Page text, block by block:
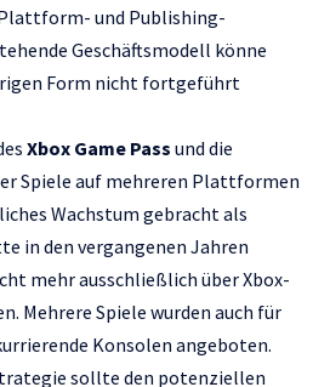
und Publishing-
Geschäftsmodell könne
Form nicht fortgeführt
Xbox Game Pass und die
Spiele auf mehreren Plattformen
Wachstum gebracht als
in den vergangenen Jahren
mehr ausschließlich über Xbox-
Mehrere Spiele wurden auch für
Konsolen angeboten.
sollte den potenziellen